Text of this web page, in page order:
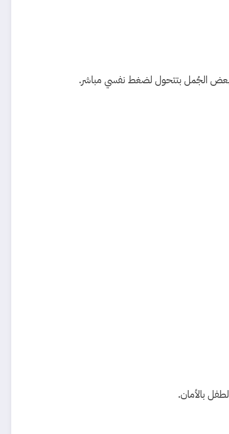
إن بعض الجُمل بتتحول لضغط نفسي مباشر.
بالأمان.